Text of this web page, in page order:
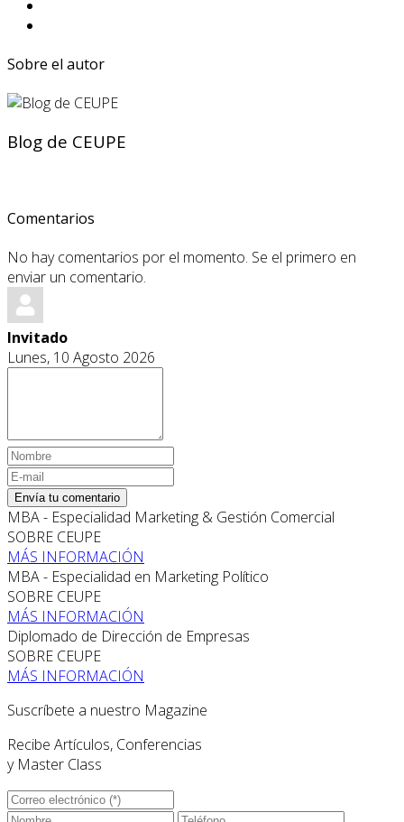
Sobre el autor
Blog de CEUPE
Comentarios
No hay comentarios por el momento. Se el primero en
enviar un comentario.
Invitado
Lunes, 10 Agosto 2026
Envía tu comentario
MBA - Especialidad Marketing & Gestión Comercial
SOBRE CEUPE
MÁS INFORMACIÓN
MBA - Especialidad en Marketing Político
SOBRE CEUPE
MÁS INFORMACIÓN
Diplomado de Dirección de Empresas
SOBRE CEUPE
MÁS INFORMACIÓN
Suscríbete a nuestro Magazine
Recibe Artículos, Conferencias
y Master Class